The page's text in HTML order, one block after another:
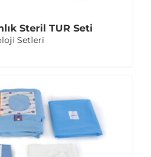
Steril TUR Seti
Setleri